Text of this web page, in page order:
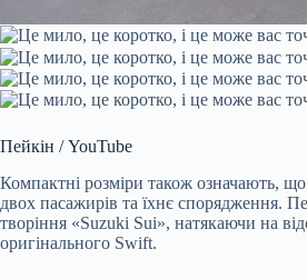
Пейкін / YouTube
Компактні розміри також означають,
двох пасажирів та їхнє спорядження.
творіння «Suzuki Sui», натякаючи на
оригінального Swift.